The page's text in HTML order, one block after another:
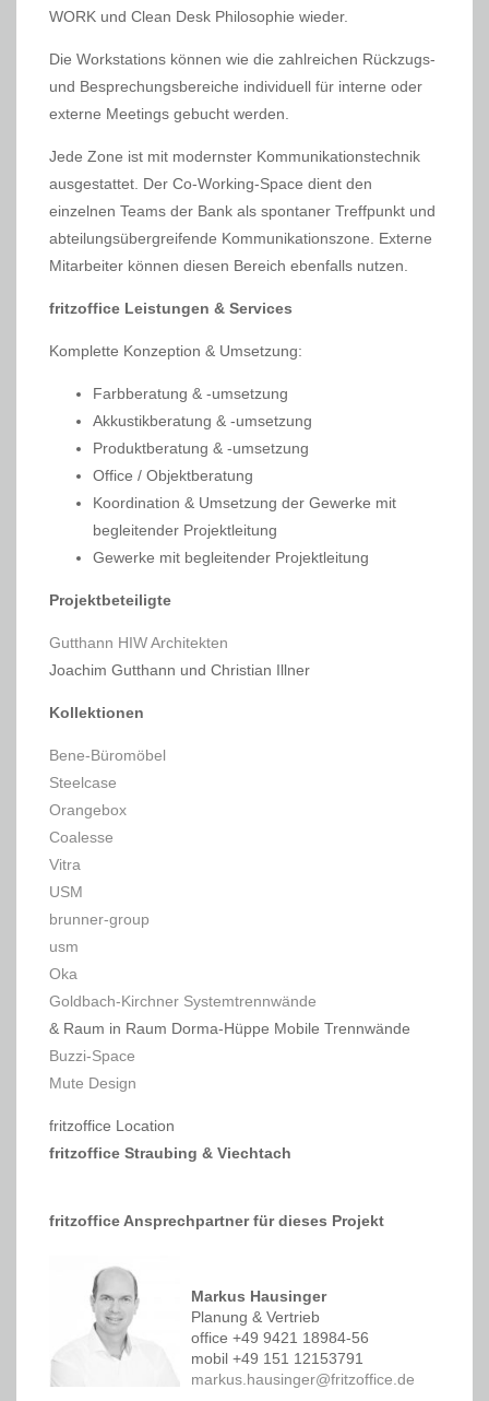
WORK und Clean Desk Philosophie wieder.
Die Workstations können wie die zahlreichen Rückzugs-
und Besprechungsbereiche individuell für interne oder
externe Meetings gebucht werden.
Jede Zone ist mit modernster Kommunikationstechnik
ausgestattet. Der Co-Working-Space dient den
einzelnen Teams der Bank als spontaner Treffpunkt und
abteilungsübergreifende Kommunikationszone. Externe
Mitarbeiter können diesen Bereich ebenfalls nutzen.
fritzoffice Leistungen & Services
Komplette Konzeption & Umsetzung:
Farbberatung & -umsetzung
Akkustikberatung & -umsetzung
Produktberatung & -umsetzung
Office / Objektberatung
Koordination & Umsetzung der Gewerke mit
begleitender Projektleitung
Gewerke mit begleitender Projektleitung
Projektbeteiligte
Gutthann HIW Architekten
Joachim Gutthann und Christian Illner
Kollektionen
Bene-Büromöbel
Steelcase
Orangebox
Coalesse
Vitra
USM
brunner-group
usm
Oka
Goldbach-Kirchner Systemtrennwände
& Raum in Raum Dorma-Hüppe Mobile Trennwände
Buzzi-Space
Mute Design
fritzoffice Location
fritzoffice Straubing & Viechtach
fritzoffice Ansprechpartner für dieses Projekt
Markus Hausinger
Planung & Vertrieb
office +49 9421 18984-56
mobil +49 151 12153791
markus.hausinger@fritzoffice.de